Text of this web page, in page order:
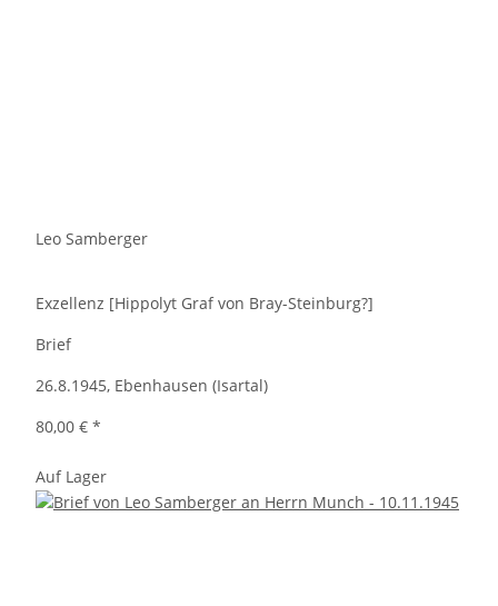
Leo Samberger
Exzellenz [Hippolyt Graf von Bray-Steinburg?]
Brief
26.8.1945, Ebenhausen (Isartal)
80,00 € *
Auf Lager